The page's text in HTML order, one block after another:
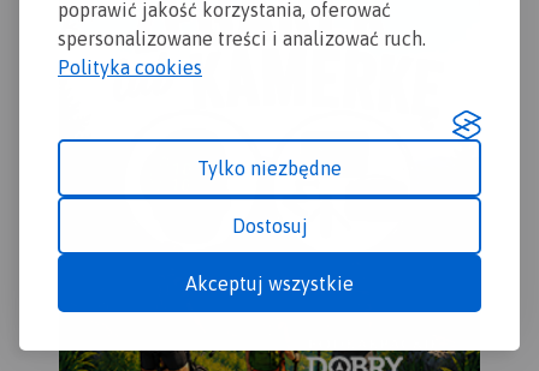
poprawić jakość korzystania, oferować
spersonalizowane treści i analizować ruch.
Polityka cookies
Tylko niezbędne
Dostosuj
Akceptuj wszystkie
konnych, nordic walking i
konnych, łącznie z
kilometrażem.